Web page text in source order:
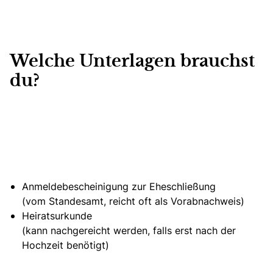
Welche Unterlagen brauchst
du?
Anmeldebescheinigung zur Eheschließung
(vom Standesamt, reicht oft als Vorabnachweis)
Heiratsurkunde
(kann nachgereicht werden, falls erst nach der
Hochzeit benötigt)